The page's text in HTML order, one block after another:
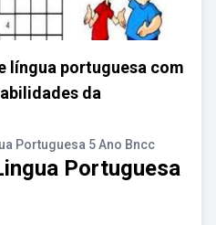
língua portuguesa com
da
Portuguesa 5 Ano Bncc
Portuguesa